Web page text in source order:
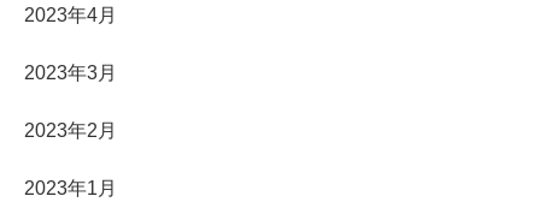
2023年4月
2023年3月
2023年2月
2023年1月